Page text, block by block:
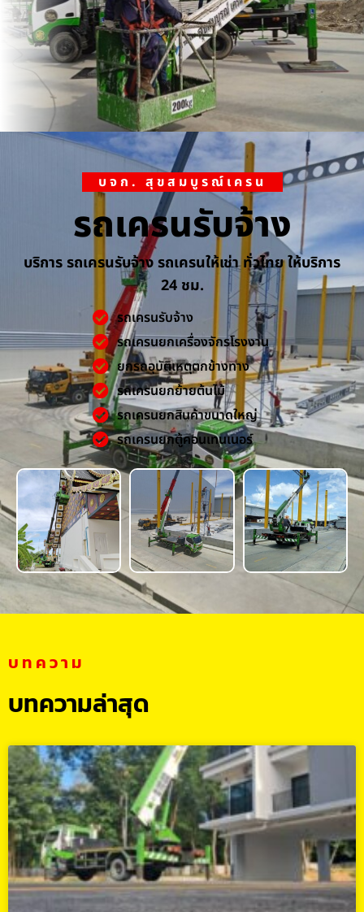
บจก. สุขสมบูรณ์เครน
รถเครนรับจ้าง
บริการ รถเครนรับจ้าง รถเครนให้เช่า ทั่วไทย ให้บริการ
24 ชม.
รถเครนรับจ้าง
รถเครนยกเครื่องจักรโรงงาน
ยกรถอุบัติเหตุตกข้างทาง
รถเครนยกย้ายต้นไม้
รถเครนยกสินค้าขนาดใหญ่
รถเครนยกตู้คอนเทนเนอร์
บทความ
บทความล่าสุด